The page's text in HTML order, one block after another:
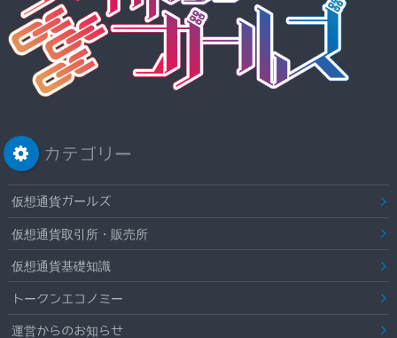
カテゴリー
仮想通貨ガールズ
仮想通貨取引所・販売所
仮想通貨基礎知識
トークンエコノミー
運営からのお知らせ